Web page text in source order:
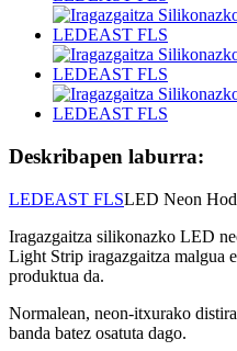
Deskribapen laburra:
LEDEAST FLSLED Neon
Iragazgaitza silikonazko LED
Light Strip iragazgaitza malgua
produktua da.
Normalean, neon-itxurako
banda batez osatuta dago.